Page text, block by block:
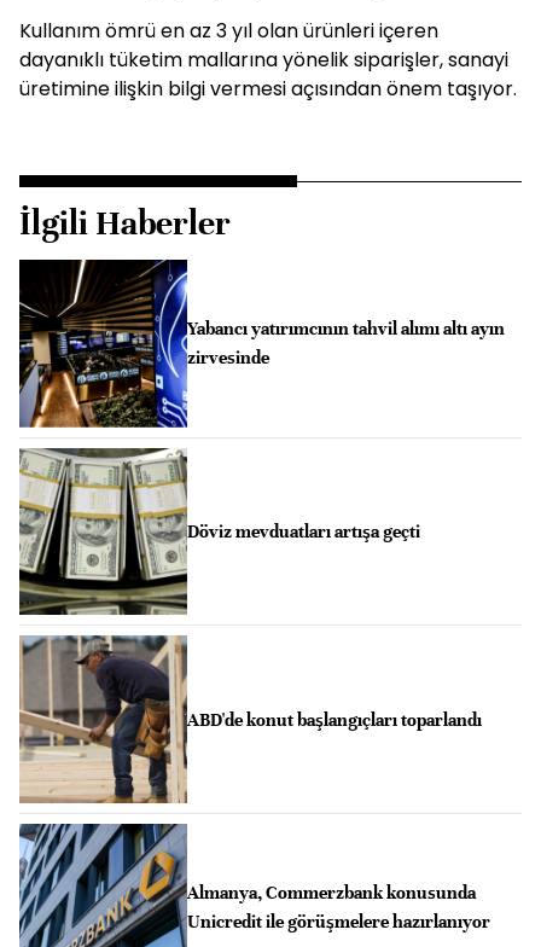
Kullanım ömrü en az 3 yıl olan ürünleri içeren
dayanıklı tüketim mallarına yönelik siparişler, sanayi
üretimine ilişkin bilgi vermesi açısından önem taşıyor.
İlgili Haberler
Yabancı yatırımcının tahvil alımı altı ayın
zirvesinde
Döviz mevduatları artışa geçti
ABD'de konut başlangıçları toparlandı
Almanya, Commerzbank konusunda
Unicredit ile görüşmelere hazırlanıyor